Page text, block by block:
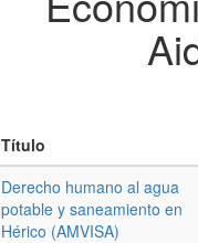
Título
Derecho humano al agua
potable y saneamiento en
Hérico (AMVISA)